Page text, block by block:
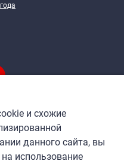
и схожие
данного сайта, вы
использование